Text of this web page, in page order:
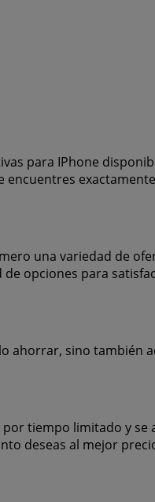
para IPhone
una variedad de
opciones para
ahorrar, sino también
tiempo limitado y
deseas al mejor